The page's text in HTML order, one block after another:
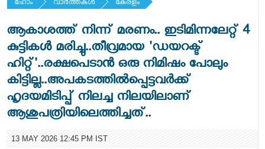
ഹോം വാര്‍ത്തകള്‍ കേരളം
ആകാശത്ത് നിന്ന് മരണം.. ഇടിമിന്നലേറ്റ് 4
കുട്ടികൾ മരിച്ചു..തീവ്രമായ 'ഡയറക്ട്
ഹിറ്റ്'..രക്ഷപെടാൻ ഒരു നിമിഷം പോലും
കിട്ടില്ല..അപകടത്തില്‍പ്പെട്ടവര്‍ക്ക്
ഹൃദയമിടിപ്പ് നിലച്ച നിലയിലാണ്
ആശുപത്രിയിലെത്തിച്ചത്..
13 MAY 2026 12:45 PM IST